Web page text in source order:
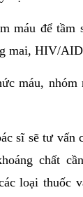
máu để tầm
mai, HIV/
máu, nhóm
sĩ sẽ tư vấn
chất
loại thuốc